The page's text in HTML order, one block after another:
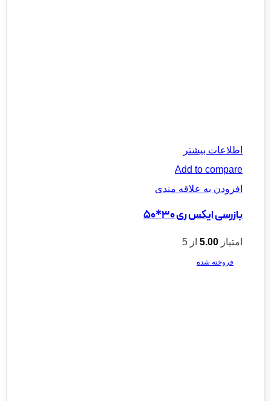
اطلاعات بیشتر
Add to compare
افزودن به علاقه مندی
بازرسی ایکس‌ ری 30*50
امتیاز 5.00 از 5
فروخته شده